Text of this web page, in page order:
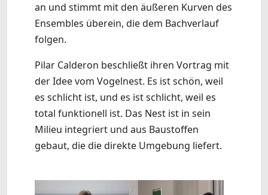
an und stimmt mit den äußeren Kurven des
Ensembles überein, die dem Bachverlauf
folgen.
Pilar Calderon beschließt ihren Vortrag mit
der Idee vom Vogelnest. Es ist schön, weil
es schlicht ist, und es ist schlicht, weil es
total funktionell ist. Das Nest ist in sein
Milieu integriert und aus Baustoffen
gebaut, die die direkte Umgebung liefert.
Show larger version Show larger version